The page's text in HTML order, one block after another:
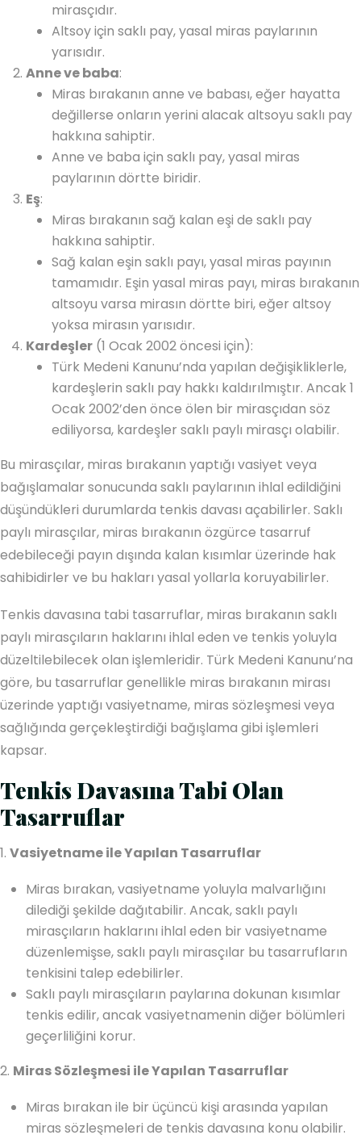
mirasçıdır.
Altsoy için saklı pay, yasal miras paylarının
yarısıdır.
Anne ve baba:
Miras bırakanın anne ve babası, eğer hayatta
değillerse onların yerini alacak altsoyu saklı pay
hakkına sahiptir.
Anne ve baba için saklı pay, yasal miras
paylarının dörtte biridir.
Eş:
Miras bırakanın sağ kalan eşi de saklı pay
hakkına sahiptir.
Sağ kalan eşin saklı payı, yasal miras payının
tamamıdır. Eşin yasal miras payı, miras bırakanın
altsoyu varsa mirasın dörtte biri, eğer altsoy
yoksa mirasın yarısıdır.
Kardeşler (1 Ocak 2002 öncesi için):
Türk Medeni Kanunu’nda yapılan değişikliklerle,
kardeşlerin saklı pay hakkı kaldırılmıştır. Ancak 1
Ocak 2002’den önce ölen bir mirasçıdan söz
ediliyorsa, kardeşler saklı paylı mirasçı olabilir.
Bu mirasçılar, miras bırakanın yaptığı vasiyet veya
bağışlamalar sonucunda saklı paylarının ihlal edildiğini
düşündükleri durumlarda tenkis davası açabilirler. Saklı
paylı mirasçılar, miras bırakanın özgürce tasarruf
edebileceği payın dışında kalan kısımlar üzerinde hak
sahibidirler ve bu hakları yasal yollarla koruyabilirler.
Tenkis davasına tabi tasarruflar, miras bırakanın saklı
paylı mirasçıların haklarını ihlal eden ve tenkis yoluyla
düzeltilebilecek olan işlemleridir. Türk Medeni Kanunu’na
göre, bu tasarruflar genellikle miras bırakanın mirası
üzerinde yaptığı vasiyetname, miras sözleşmesi veya
sağlığında gerçekleştirdiği bağışlama gibi işlemleri
kapsar.
Tenkis Davasına Tabi Olan
Tasarruflar
1. Vasiyetname ile Yapılan Tasarruflar
Miras bırakan, vasiyetname yoluyla malvarlığını
dilediği şekilde dağıtabilir. Ancak, saklı paylı
mirasçıların haklarını ihlal eden bir vasiyetname
düzenlemişse, saklı paylı mirasçılar bu tasarrufların
tenkisini talep edebilirler.
Saklı paylı mirasçıların paylarına dokunan kısımlar
tenkis edilir, ancak vasiyetnamenin diğer bölümleri
geçerliliğini korur.
2. Miras Sözleşmesi ile Yapılan Tasarruflar
Miras bırakan ile bir üçüncü kişi arasında yapılan
miras sözleşmeleri de tenkis davasına konu olabilir.